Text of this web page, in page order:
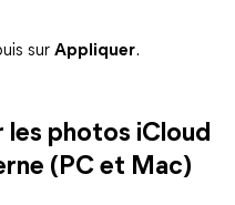
sur Appliquer.
les photos iCloud
(PC et Mac)